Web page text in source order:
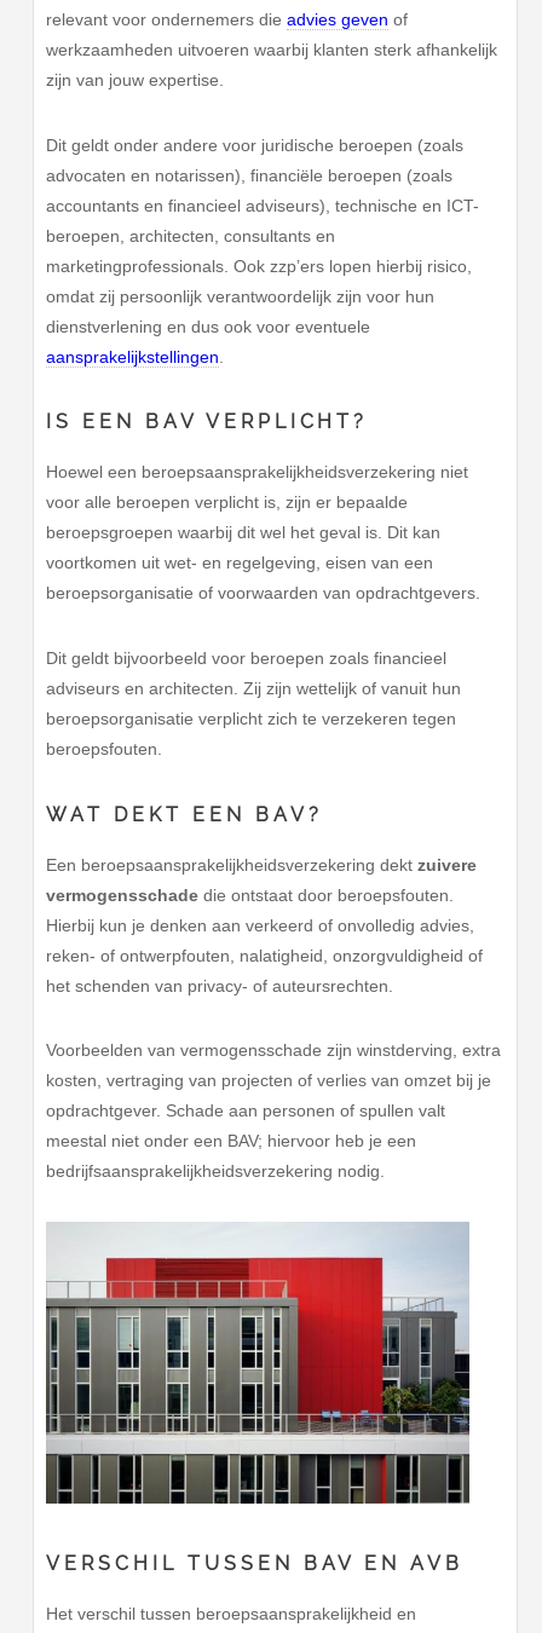
relevant voor ondernemers dieadvies geven of
werkzaamheden uitvoeren waarbij klanten sterk afhankelijk
zijn van jouw expertise.
Dit geldt onder andere voor juridische beroepen (zoals
advocaten en notarissen), financiële beroepen (zoals
accountants en financieel adviseurs), technische en ICT-
beroepen, architecten, consultants en
marketingprofessionals. Ook zzp’ers lopen hierbij risico,
omdat zij persoonlijk verantwoordelijk zijn voor hun
dienstverlening en dus ook voor eventuele
aansprakelijkstellingen
IS EEN BAV VERPLICHT?
Hoewel een beroepsaansprakelijkheidsverzekering niet
voor alle beroepen verplicht is, zijn er bepaalde
beroepsgroepen waarbij dit wel het geval is. Dit kan
voortkomen uit wet- en regelgeving, eisen van een
beroepsorganisatie of voorwaarden van opdrachtgevers.
Dit geldt bijvoorbeeld voor beroepen zoals financieel
adviseurs en architecten. Zij zijn wettelijk of vanuit hun
beroepsorganisatie verplicht zich te verzekeren tegen
beroepsfouten.
WAT DEKT EEN BAV?
Een beroepsaansprakelijkheidsverzekering dektzuivere
vermogensschade die ontstaat door beroepsfouten.
Hierbij kun je denken aan verkeerd of onvolledig advies,
reken- of ontwerpfouten, nalatigheid, onzorgvuldigheid of
het schenden van privacy- of auteursrechten.
Voorbeelden van vermogensschade zijn winstderving, extra
kosten, vertraging van projecten of verlies van omzet bij je
opdrachtgever. Schade aan personen of spullen valt
meestal niet onder een BAV; hiervoor heb je een
bedrijfsaansprakelijkheidsverzekering nodig.
VERSCHIL TUSSEN BAV EN AVB
Het verschil tussen beroepsaansprakelijkheid en